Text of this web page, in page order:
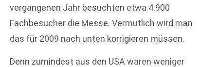
vergangenen Jahr besuchten etwa 4.900
Fachbesucher die Messe. Vermutlich wird man
das für 2009 nach unten korrigieren müssen.
Denn zumindest aus den USA waren weniger